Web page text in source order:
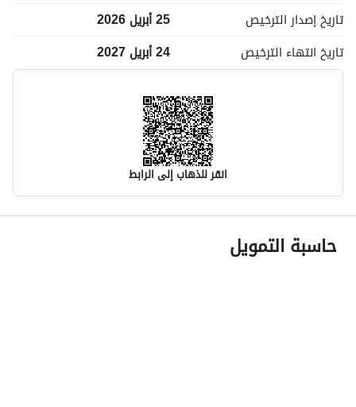
تاريخ إصدار الترخيص
25 أبريل 2026
تاريخ انتهاء الترخيص 24 أبريل 2027
انقر للذهاب إلى الرابط
معلومات مسؤول الإعلان
اسم المسؤول
حاسبة التمويل